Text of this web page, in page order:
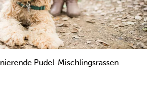
Pudel-Mischlingsrassen